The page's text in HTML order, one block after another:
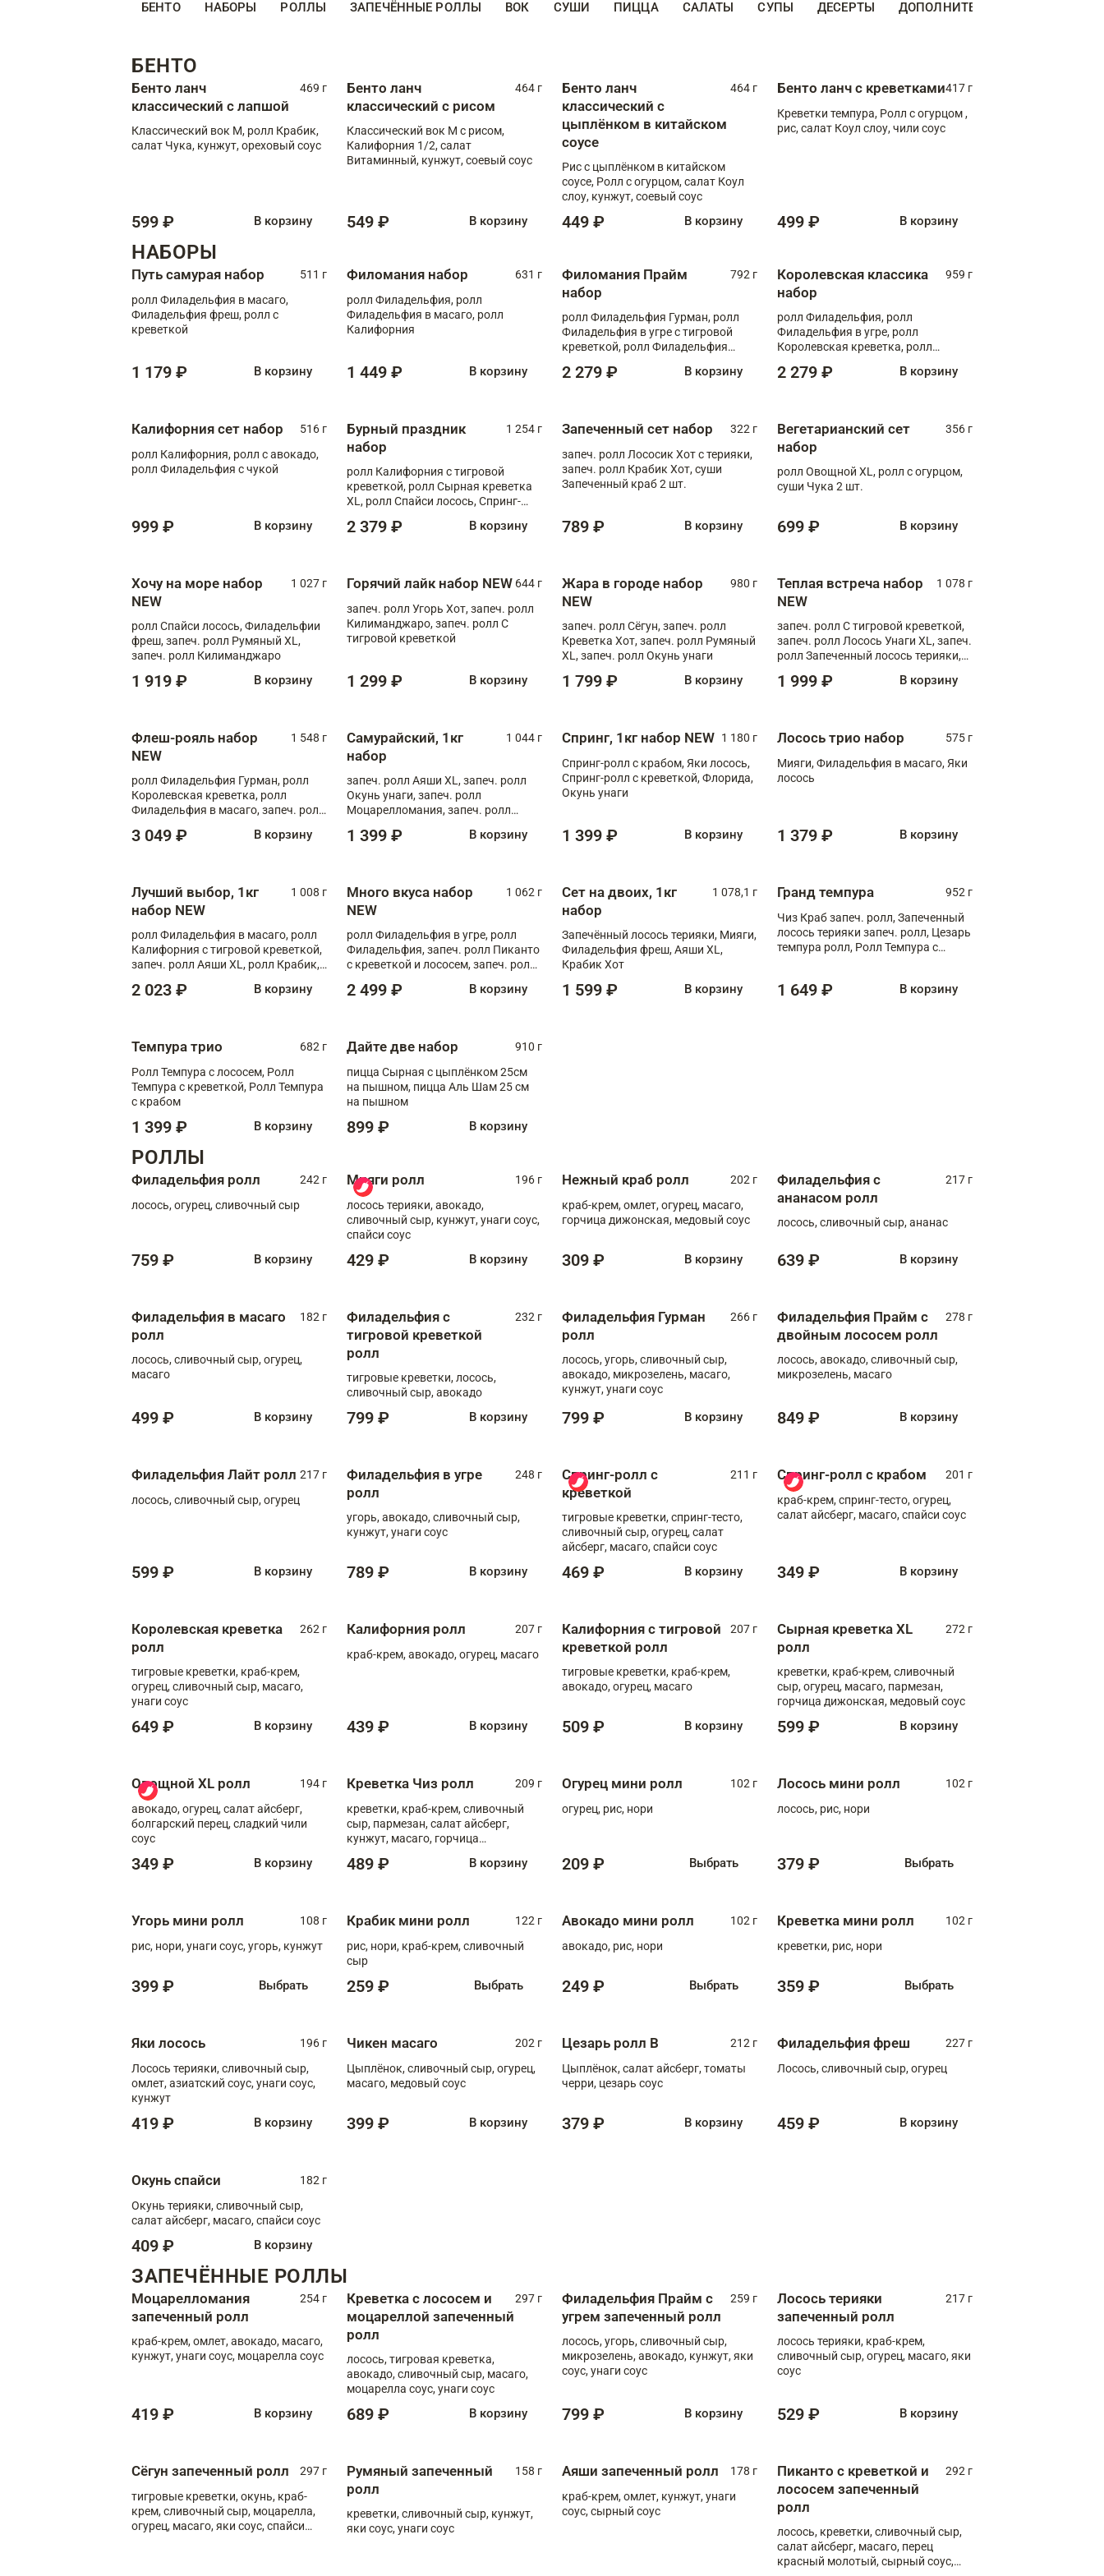
БЕНТО НАБОРЫ РОЛЛЫ ЗАПЕЧЁННЫЕ РОЛЛЫ ВОК СУШИ ПИЦЦА САЛАТЫ СУПЫ ДЕСЕРТЫ ДОПОЛНИТЕЛЬНО
БЕНТО
Бенто ланч
классический с лапшой
469 г
Классический вок М, ролл Крабик,
салат Чука, кунжут, ореховый соус
599 ₽ В корзину
Бенто ланч
классический с рисом
464 г
Классический вок М с рисом,
Калифорния 1/2, салат
Витаминный, кунжут, соевый соус
549 ₽ В корзину
Бенто ланч
классический с
цыплёнком в китайском
соусе
464 г
Рис с цыплёнком в китайском
соусе, Ролл с огурцом, салат Коул
слоу, кунжут, соевый соус
449 ₽ В корзину
Бенто ланч с креветками417 г
Креветки темпура, Ролл с огурцом ,
рис, салат Коул слоу, чили соус
499 ₽ В корзину
НАБОРЫ
Путь самурая набор
511 г
ролл Филадельфия в масаго,
Филадельфия фреш, ролл с
креветкой
1 179 ₽ В корзину
Филомания набор
631 г
ролл Филадельфия, ролл
Филадельфия в масаго, ролл
Калифорния
1 449 ₽ В корзину
Филомания Прайм
набор
792 г
ролл Филадельфия Гурман, ролл
Филадельфия в угре с тигровой
креветкой, ролл Филадельфия
2 279 ₽ В корзину
Королевская классика
набор
959 г
ролл Филадельфия, ролл
Филадельфия в угре, ролл
Королевская креветка, ролл
2 279 ₽ В корзину
Калифорния сет набор
516 г
ролл Калифорния, ролл с авокадо,
ролл Филадельфия с чукой
999 ₽ В корзину
Бурный праздник
набор
1 254 г
ролл Калифорния с тигровой
креветкой, ролл Сырная креветка
XL, ролл Спайси лосось, Спринг-
Медовая креветка
2 379 ₽ В корзину
Запеченный сет набор
322 г
запеч. ролл Лососик Хот с терияки,
запеч. ролл Крабик Хот, суши
Запеченный краб 2 шт.
789 ₽ В корзину
Вегетарианский сет
набор
356 г
ролл Овощной XL, ролл с огурцом,
суши Чука 2 шт.
699 ₽ В корзину
Хочу на море набор
NEW
1 027 г
ролл Спайси лосось, Филадельфии
фреш, запеч. ролл Румяный XL,
запеч. ролл Килиманджаро
1 919 ₽ В корзину
Горячий лайк набор NEW 644 г
запеч. ролл Угорь Хот, запеч. ролл
Килиманджаро, запеч. ролл С
тигровой креветкой
1 299 ₽ В корзину
Жара в городе набор
NEW
980 г
запеч. ролл Сёгун, запеч. ролл
Креветка Хот, запеч. ролл Румяный
XL, запеч. ролл Окунь унаги
1 799 ₽ В корзину
Теплая встреча набор
NEW
1 078 г
запеч. ролл С тигровой креветкой,
запеч. ролл Лосось Унаги XL, запеч.
ролл Запеченный лосось терияки,
1 999 ₽ В корзину
Флеш-рояль набор
NEW
1 548 г
ролл Филадельфия Гурман, ролл
Королевская креветка, ролл
Филадельфия в масаго, запеч. ролл
Тигровая креветка с моцареллой,
3 049 ₽ В корзину
Самурайский, 1кг
набор
1 044 г
запеч. ролл Аяши XL, запеч. ролл
Окунь унаги, запеч. ролл
Моцарелломания, запеч. ролл
1 399 ₽ В корзину
Спринг, 1кг набор NEW 1 180 г
Спринг-ролл с крабом, Яки лосось,
Спринг-ролл с креветкой, Флорида,
Окунь унаги
1 399 ₽ В корзину
Лосось трио набор
575 г
Мияги, Филадельфия в масаго, Яки
лосось
1 379 ₽ В корзину
Лучший выбор, 1кг
набор NEW
1 008 г
ролл Филадельфия в масаго, ролл
Калифорния с тигровой креветкой,
запеч. ролл Аяши XL, ролл Крабик,
2 023 ₽ В корзину
Много вкуса набор
NEW
1 062 г
ролл Филадельфия в угре, ролл
Филадельфия, запеч. ролл Пиканто
с креветкой и лососем, запеч. ролл
2 499 ₽ В корзину
Сет на двоих, 1кг
набор
1 078,1 г
Запечённый лосось терияки, Мияги,
Филадельфия фреш, Аяши XL,
Крабик Хот
1 599 ₽ В корзину
Гранд темпура
952 г
Чиз Краб запеч. ролл, Запеченный
лосось терияки запеч. ролл, Цезарь
темпура ролл, Ролл Темпура с
1 649 ₽ В корзину
Темпура трио
682 г
Ролл Темпура с лососем, Ролл
Темпура с креветкой, Ролл Темпура
с крабом
1 399 ₽ В корзину
Дайте две набор
910 г
пицца Сырная с цыплёнком 25см
на пышном, пицца Аль Шам 25 см
на пышном
899 ₽ В корзину
РОЛЛЫ
Филадельфия ролл
242 г
лосось, огурец, сливочный сыр
759 ₽ В корзину
Мияги ролл
196 г
лосось терияки, авокадо,
сливочный сыр, кунжут, унаги соус,
спайси соус
429 ₽ В корзину
Нежный краб ролл
202 г
краб-крем, омлет, огурец, масаго,
горчица дижонская, медовый соус
309 ₽ В корзину
Филадельфия с
ананасом ролл
217 г
лосось, сливочный сыр, ананас
639 ₽ В корзину
Филадельфия в масаго
ролл
182 г
лосось, сливочный сыр, огурец,
масаго
499 ₽ В корзину
Филадельфия с
тигровой креветкой
ролл
232 г
тигровые креветки, лосось,
сливочный сыр, авокадо
799 ₽ В корзину
Филадельфия Гурман
ролл
266 г
лосось, угорь, сливочный сыр,
авокадо, микрозелень, масаго,
кунжут, унаги соус
799 ₽ В корзину
Филадельфия Прайм с
двойным лососем ролл
278 г
лосось, авокадо, сливочный сыр,
микрозелень, масаго
849 ₽ В корзину
Филадельфия Лайт ролл 217 г
лосось, сливочный сыр, огурец
599 ₽ В корзину
Филадельфия в угре
ролл
248 г
угорь, авокадо, сливочный сыр,
кунжут, унаги соус
789 ₽ В корзину
Спринг-ролл с
креветкой
211 г
тигровые креветки, спринг-тесто,
сливочный сыр, огурец, салат
айсберг, масаго, спайси соус
469 ₽ В корзину
Спринг-ролл с крабом
201 г
краб-крем, спринг-тесто, огурец,
салат айсберг, масаго, спайси соус
349 ₽ В корзину
Королевская креветка
ролл
262 г
тигровые креветки, краб-крем,
огурец, сливочный сыр, масаго,
унаги соус
649 ₽ В корзину
Калифорния ролл
207 г
краб-крем, авокадо, огурец, масаго
439 ₽ В корзину
Калифорния с тигровой
креветкой ролл
207 г
тигровые креветки, краб-крем,
авокадо, огурец, масаго
509 ₽ В корзину
Сырная креветка XL
ролл
272 г
креветки, краб-крем, сливочный
сыр, огурец, масаго, пармезан,
горчица дижонская, медовый соус
599 ₽ В корзину
Овощной XL ролл
194 г
авокадо, огурец, салат айсберг,
болгарский перец, сладкий чили
соус
349 ₽ В корзину
Креветка Чиз ролл
209 г
креветки, краб-крем, сливочный
сыр, пармезан, салат айсберг,
кунжут, масаго, горчица
489 ₽ В корзину
Огурец мини ролл
102 г
огурец, рис, нори
209 ₽ Выбрать
Лосось мини ролл
102 г
лосось, рис, нори
379 ₽ Выбрать
Угорь мини ролл
108 г
рис, нори, унаги соус, угорь, кунжут
399 ₽ Выбрать
Крабик мини ролл
122 г
рис, нори, краб-крем, сливочный
сыр
259 ₽ Выбрать
Авокадо мини ролл
102 г
авокадо, рис, нори
249 ₽ Выбрать
Креветка мини ролл
102 г
креветки, рис, нори
359 ₽ Выбрать
Яки лосось
196 г
Лосось терияки, сливочный сыр,
омлет, азиатский соус, унаги соус,
кунжут
419 ₽ В корзину
Чикен масаго
202 г
Цыплёнок, сливочный сыр, огурец,
масаго, медовый соус
399 ₽ В корзину
Цезарь ролл В
212 г
Цыплёнок, салат айсберг, томаты
черри, цезарь соус
379 ₽ В корзину
Филадельфия фреш
227 г
Лосось, сливочный сыр, огурец
459 ₽ В корзину
Окунь спайси
182 г
Окунь терияки, сливочный сыр,
салат айсберг, масаго, спайси соус
409 ₽ В корзину
ЗАПЕЧЁННЫЕ РОЛЛЫ
Моцарелломания
запеченный ролл
254 г
краб-крем, омлет, авокадо, масаго,
кунжут, унаги соус, моцарелла соус
419 ₽ В корзину
Креветка с лососем и
моцареллой запеченный
ролл
297 г
лосось, тигровая креветка,
авокадо, сливочный сыр, масаго,
моцарелла соус, унаги соус
689 ₽ В корзину
Филадельфия Прайм с
угрем запеченный ролл
259 г
лосось, угорь, сливочный сыр,
микрозелень, авокадо, кунжут, яки
соус, унаги соус
799 ₽ В корзину
Лосось терияки
запеченный ролл
217 г
лосось терияки, краб-крем,
сливочный сыр, огурец, масаго, яки
соус
529 ₽ В корзину
Сёгун запеченный ролл
297 г
тигровые креветки, окунь, краб-
крем, сливочный сыр, моцарелла,
огурец, масаго, яки соус, спайси
Румяный запеченный
ролл
158 г
креветки, сливочный сыр, кунжут,
яки соус, унаги соус
Аяши запеченный ролл
178 г
краб-крем, омлет, кунжут, унаги
соус, сырный соус
Пиканто с креветкой и
лососем запеченный
ролл
292 г
лосось, креветки, сливочный сыр,
салат айсберг, масаго, перец
красный молотый, сырный соус,